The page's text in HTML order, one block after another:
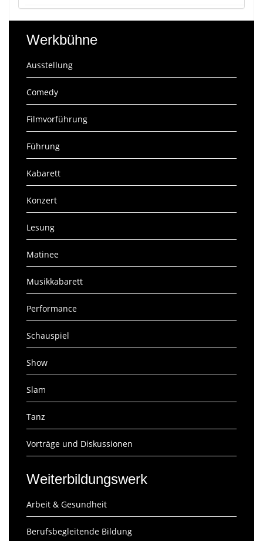
Werkbühne
Ausstellung
Comedy
Filmvorführung
Führung
Kabarett
Konzert
Lesung
Matinee
Musikkabarett
Performance
Schauspiel
Show
Slam
Tanz
Vorträge und Diskussionen
Weiterbildungswerk
Arbeit & Gesundheit
Berufsbegleitende Bildung